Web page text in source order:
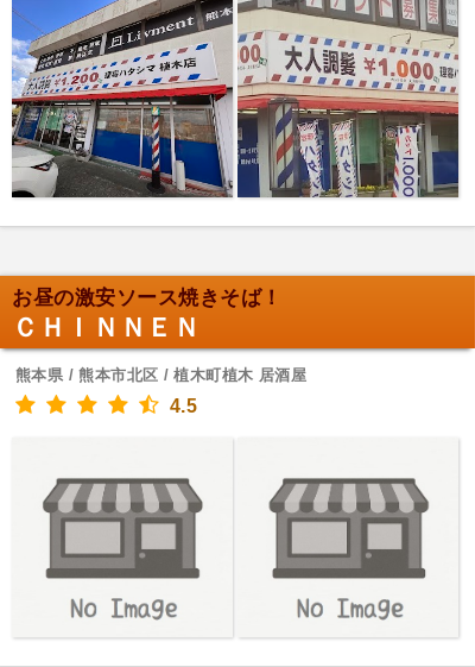
お昼の激安ソース焼きそば！
ＣＨＩＮＮＥＮ
熊本県 / 熊本市北区 / 植木町植木 居酒屋
4.5